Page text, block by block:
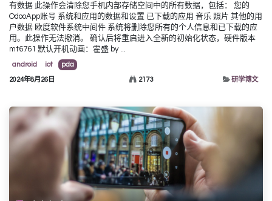
有数据 此操作会清除您手机内部存储空间中的所有数据，包括： 您的
OdooApp账号 系统和应用的数据和设置 已下载的应用 音乐 照片 其他的用
户数据 欧度软件系统中间件 系统将删除您所有的个人信息和已下载的应
用。此操作无法撤消。 确认后将重启进入全新的初始化状态，硬件版本
mt6761 默认开机动画：霍盛 by ...
android iot pda
2024年8月26日 2173 研学博文